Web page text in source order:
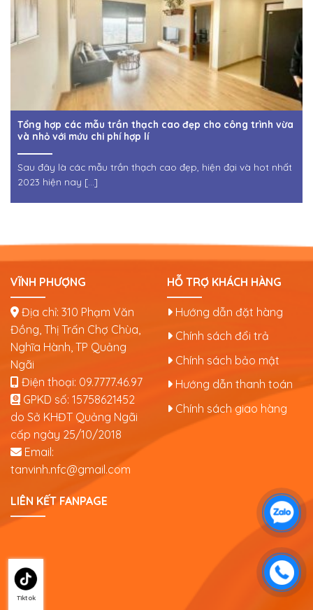
Tổng hợp các mẫu trần thạch cao đẹp cho công trình vừa
và nhỏ với mứu chi phí hợp lí
Sau đây là các mẫu trần thạch cao đẹp, hiện đại và hot nhất
2023 hiện nay [...]
Tiktok
VĨNH PHƯỢNG
Địa chỉ: 310 Phạm Văn
Đồng, Thị Trấn Chợ Chùa,
Nghĩa Hành, TP Quảng
Ngãi
Điện thoại: 09.7777.46.97
GPKD số: 15758621452
do Sở KHĐT Quảng Ngãi
cấp ngày 25/10/2018
Email:
tanvinh.nfc@gmail.com
HỖ TRỢ KHÁCH HÀNG
Hướng dẫn đặt hàng
Chính sách đổi trả
Chính sách bảo mật
Hướng dẫn thanh toán
Chính sách giao hàng
LIÊN KẾT FANPAGE